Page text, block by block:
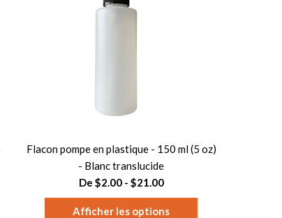
Flacon pompe en plastique - 150 ml (5 oz)
- Blanc translucide
De $2.00 - $21.00
Afficher les options